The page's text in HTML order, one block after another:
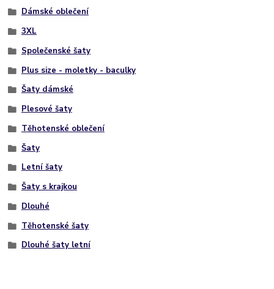
Dámské oblečení
3XL
Společenské šaty
Plus size - moletky - baculky
Šaty dámské
Plesové šaty
Těhotenské oblečení
Šaty
Letní šaty
Šaty s krajkou
Dlouhé
Těhotenské šaty
Dlouhé šaty letní